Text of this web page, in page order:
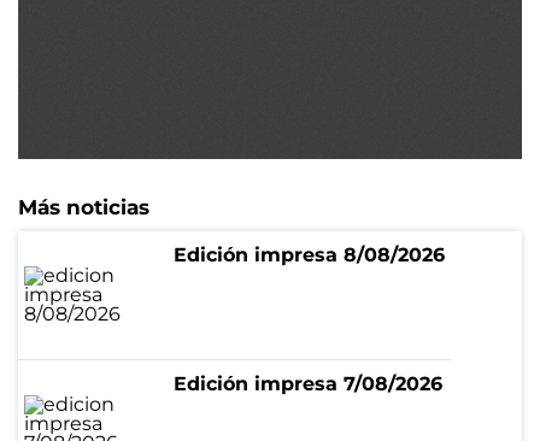
Más noticias
Edición impresa 8/08/2026
Edición impresa 7/08/2026